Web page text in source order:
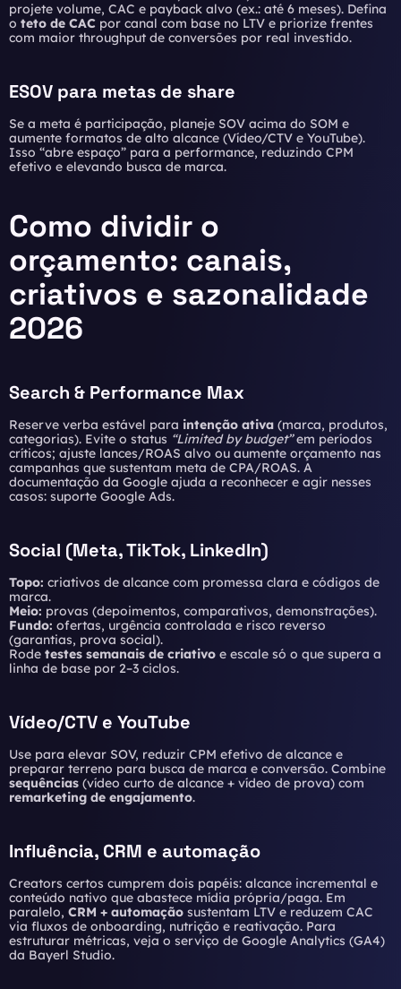
projete volume, CAC e payback alvo (ex.: até 6 meses). Defina
o teto de CAC por canal com base no LTV e priorize frentes
com maior throughput de conversões por real investido.
ESOV para metas de share
Se a meta é participação, planeje SOV acima do SOM e
aumente formatos de alto alcance (Vídeo/CTV e YouTube).
Isso “abre espaço” para a performance, reduzindo CPM
efetivo e elevando busca de marca.
Como dividir o
orçamento: canais,
criativos e sazonalidade
2026
Search & Performance Max
Reserve verba estável para intenção ativa (marca, produtos,
categorias). Evite o status “Limited by budget”em períodos
críticos; ajuste lances/ROAS alvo ou aumente orçamento nas
campanhas que sustentam meta de CPA/ROAS. A
documentação da Google ajuda a reconhecer e agir nesses
casos: suporte Google Ads.
Social (Meta, TikTok, LinkedIn)
Topo: criativos de alcance com promessa clara e códigos de
marca.
Meio: provas (depoimentos, comparativos, demonstrações).
Fundo: ofertas, urgência controlada e risco reverso
(garantias, prova social).
Rode testes semanais de criativo e escale só o que supera a
linha de base por 2–3 ciclos.
Vídeo/CTV e YouTube
Use para elevar SOV, reduzir CPM efetivo de alcance e
preparar terreno para busca de marca e conversão. Combine
sequências (vídeo curto de alcance + vídeo de prova) com
remarketing de engajamento.
Influência, CRM e automação
Creators certos cumprem dois papéis: alcance incremental e
conteúdo nativo que abastece mídia própria/paga. Em
paralelo, CRM + automação sustentam LTV e reduzem CAC
via fluxos de onboarding, nutrição e reativação. Para
estruturar métricas, veja o serviço de Google Analytics (GA4)
da Bayerl Studio.